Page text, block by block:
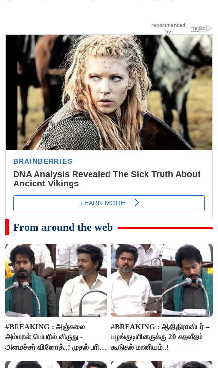
From around the web
#BREAKING : அஞ்சலை
அம்மாள் பெயரில் விருது -
அமைச்சர் வினோத்..! முதல் பரிசு
#BREAKING : ஆதிதிராவிடர் –
பழங்குடியினருக்கு 20 சதவீதம்
கூடுதல் மானியம்..!